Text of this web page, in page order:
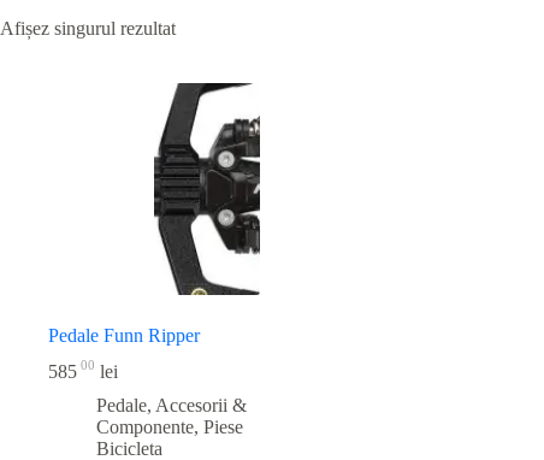
Afișez singurul rezultat
Pedale Funn Ripper
585 00 lei
Pedale, Accesorii &
Componente, Piese
Bicicleta